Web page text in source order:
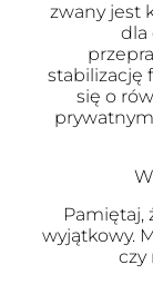
zwany jest
dla
stabilizację
się o
Pamiętaj,
wyjątkowy.
czy